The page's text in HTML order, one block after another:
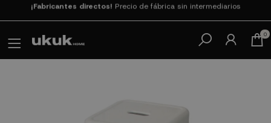
Paga en 3cuotas SIN INTERESES con SeQura
0